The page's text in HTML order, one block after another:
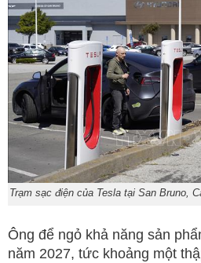
Trạm sạc điện của Tesla tại San Bruno,
Ông để ngỏ khả năng sản
năm 2027, tức khoảng một